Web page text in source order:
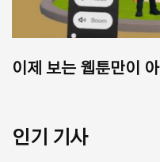
이제 보는 웹툰만이
인기 기사